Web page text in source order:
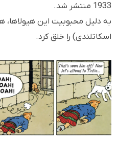
1933 منتشر شد.
به دلیل محبوبیت این هیولاها،
اسکاتلندی) را خلق کرد.